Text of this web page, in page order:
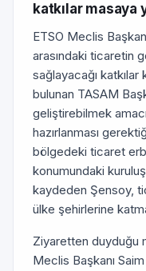
katkılar masaya
ETSO Meclis
arasındaki ticaretin
sağlayacağı
bulunan TASAM
geliştirebilmek
hazırlanması
bölgedeki ticaret
konumundaki
kaydeden Şensoy,
ülke şehirlerine
Ziyaretten duyduğu
Meclis Başkanı